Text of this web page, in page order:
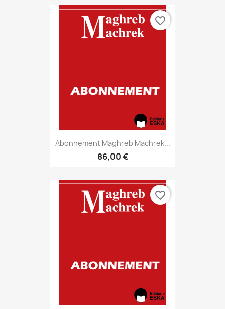
Abonnement Maghreb Machrek...
86,00 €
favorite_border
favorite_border